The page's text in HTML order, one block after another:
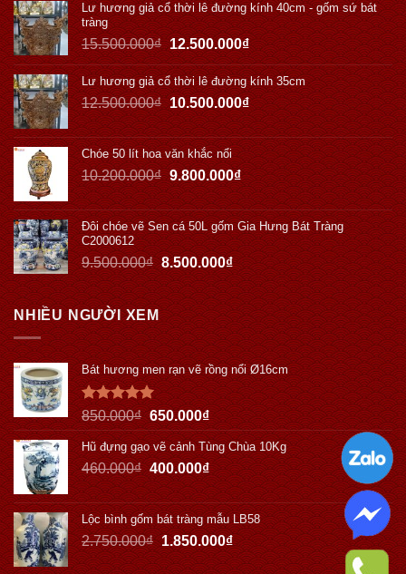
Lư hương giả cổ thời lê đường kính 40cm - gốm sứ bát
tràng
15.500.000₫ 12.500.000₫
Lư hương giả cổ thời lê đường kính 35cm
12.500.000₫ 10.500.000₫
Chóe 50 lít hoa văn khắc nổi
10.200.000₫ 9.800.000₫
Đôi chóe vẽ Sen cá 50L gốm Gia Hưng Bát Tràng
C2000612
9.500.000₫ 8.500.000₫
NHIỀU NGƯỜI XEM
Bát hương men rạn vẽ rồng nổi Ø16cm
Được xếp
hạng5.00
5 sao
850.000₫ 650.000₫
Hũ đựng gạo vẽ cảnh Tùng Chùa 10Kg
460.000₫ 400.000₫
Lộc bình gốm bát tràng mẫu LB58
2.750.000₫ 1.850.000₫